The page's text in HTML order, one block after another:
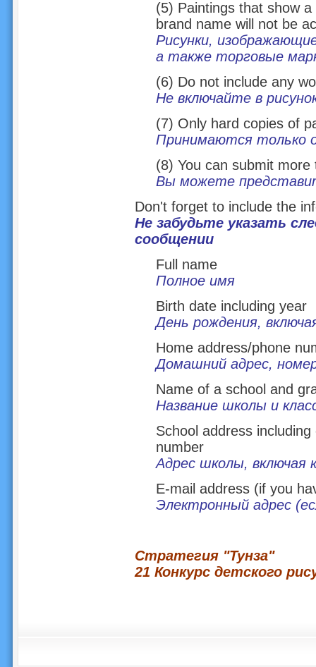
(5) Paintings that show
brand name will not be
Рисунки,
а также торговые
(6) Do not include any
Не включайте в
(7) Only hard copies of
Принимаются только
(8) You can submit more
Вы можете
Don't forget to include the
Не забудьте указать
сообщении
Full name
Полное имя
Birth date including year
День рождения,
Home address/phone
Домашний адрес,
Name of a school and
Название школы и
School address
number
Адрес школы, включая
E-mail address (if you
Электронный адрес
Стратегия "Тунза"
21 Конкурс детского